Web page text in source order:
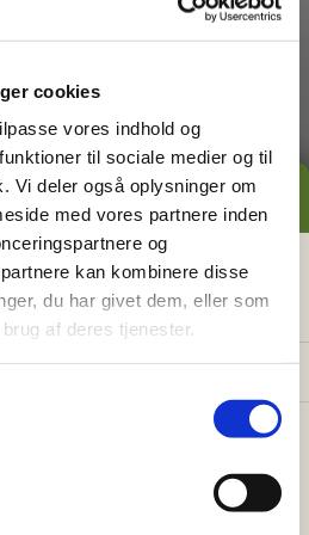
cookies
vores indhold og
til sociale medier og til
Vi deler også oplysninger om
med vores partnere inden
og
kan kombinere disse
du har givet dem, eller som
af deres tjenester.
PRISESTIMAT
detegentligat få
i haven?
faste timepriser, eksempler
på typiske opgaver
med servicefradraget